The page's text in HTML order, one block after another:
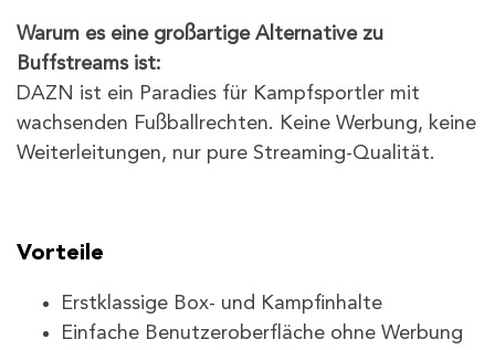
Warum es eine großartige Alternative zu
Buffstreams ist:
DAZN ist ein Paradies für Kampfsportler mit
wachsenden Fußballrechten. Keine Werbung, keine
Weiterleitungen, nur pure Streaming-Qualität.
Vorteile
Erstklassige Box- und Kampfinhalte
Einfache Benutzeroberfläche ohne Werbung